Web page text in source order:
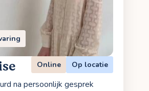
Online Op locatie
na persoonlijk gesprek